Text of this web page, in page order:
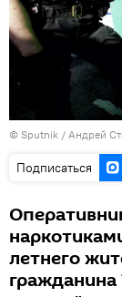
© Sputnik / Андрей
Подписаться
летнего